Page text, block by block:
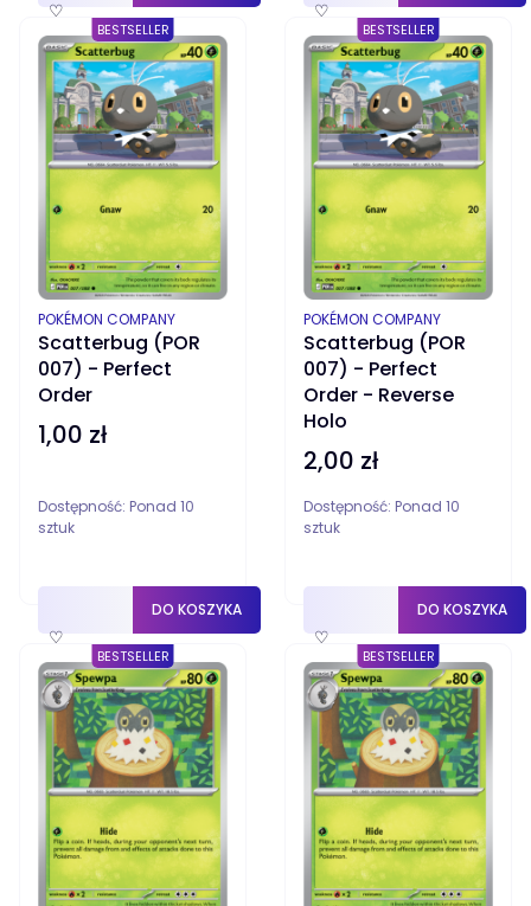
♡ ♡
BESTSELLER
Scatterbug (POR
007) - Perfect
Order
PRODUCENT
POKÉMON COMPANY
Cena
1,00 zł
Dostępność: Ponad 10
sztuk
♡
DO KOSZYKA
BESTSELLER
Scatterbug (POR
007) - Perfect
Order - Reverse
Holo
PRODUCENT
POKÉMON COMPANY
Cena
2,00 zł
Dostępność: Ponad 10
sztuk
♡
DO KOSZYKA
BESTSELLER BESTSELLER